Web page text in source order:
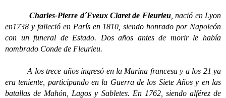
Charles-Pierre d´Eveux Claret de Fleurieu, nació en Lyon
en1738 y falleció en París en 1810, siendo honrado por Napoleón
con un funeral de Estado. Dos años antes de morir le había
nombrado Conde de Fleurieu.
A los trece años ingresó en la Marina francesa y a los 21 ya
era teniente, participando en la Guerra de los Siete Años y en las
batallas de Mahón, Lagos y Sabletes. En 1762, siendo alférez de